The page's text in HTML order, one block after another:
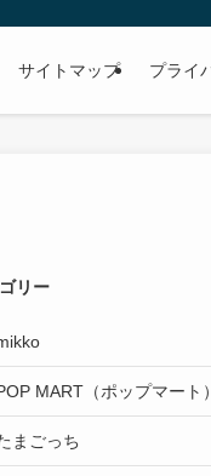
サイトマップ プライ
リー
MART（ポップマート）
まごっち